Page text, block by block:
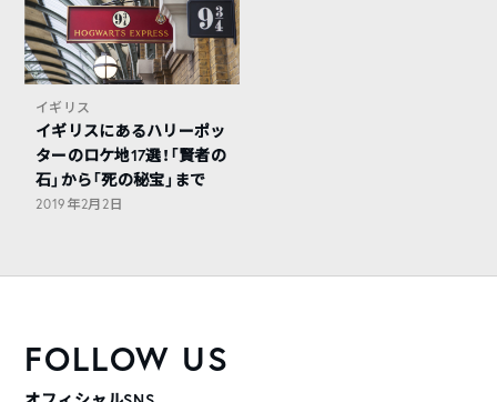
イギリス
イギリスにあるハリーポッ
ターのロケ地17選！「賢者の
石」から「死の秘宝」まで
2019年2月2日
FOLLOW US